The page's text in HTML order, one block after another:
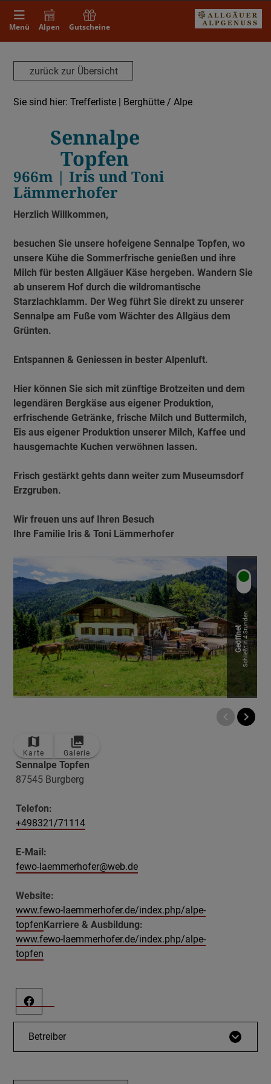
Menü Alpen Gutscheine
zurück zur Übersicht
Sie sind hier: Trefferliste | Berghütte / Alpe
Sennalpe
Topfen
966m | Iris und Toni
Lämmerhofer
Herzlich Willkommen,
besuchen Sie unsere hofeigene Sennalpe Topfen, wo
unsere Kühe die Sommerfrische genießen und ihre
Milch für besten Allgäuer Käse hergeben. Wandern Sie
ab unserem Hof durch die wildromantische
Starzlachklamm. Der Weg führt Sie direkt zu unserer
Sennalpe am Fuße vom Wächter des Allgäus dem
Grünten.
Entspannen & Geniessen in bester Alpenluft.
Hier können Sie sich mit zünftige Brotzeiten und dem
legendären Bergkäse aus eigener Produktion,
erfrischende Getränke, frische Milch und Buttermilch,
Eis aus eigener Produktion unserer Milch, Kaffee und
hausgemachte Kuchen verwöhnen lassen.
Frisch gestärkt gehts dann weiter zum Museumsdorf
Erzgruben.
Wir freuen uns auf Ihren Besuch
Ihre Familie Iris & Toni Lämmerhofer
GeöffnetSchließt in 4 Stunden
Karte Galerie
Sennalpe Topfen
87545 Burgberg
Telefon:
+498321/71114
E-Mail:
fewo-laemmerhofer@web.de
Website:
www.fewo-laemmerhofer.de/index.php/alpe-
topfenKarriere & Ausbildung:
www.fewo-laemmerhofer.de/index.php/alpe-
topfen
Betreiber